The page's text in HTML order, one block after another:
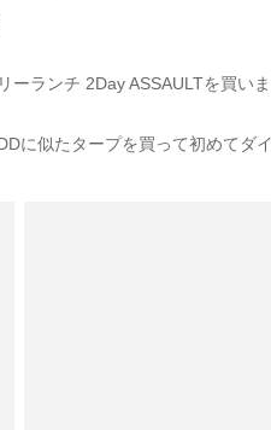
ーランチ 2Day ASSAULTを買いま
に似たタープを買って初めてダ